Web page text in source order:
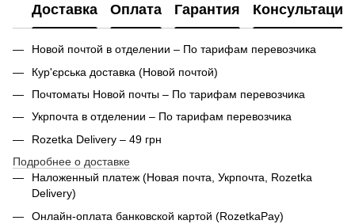
Доставка Оплата Гарантия Консультация
Новой почтой в отделении – По тарифам перевозчика
Кур'єрська доставка (Новой почтой)
Почтоматы Новой почты – По тарифам перевозчика
Укрпочта в отделении – По тарифам перевозчика
Rozetka Delivery – 49 грн
Подробнее о доставке
Наложенный платеж (Новая почта, Укрпочта, Rozetka
Delivery)
Онлайн-оплата банковской картой (RozetkaPay)